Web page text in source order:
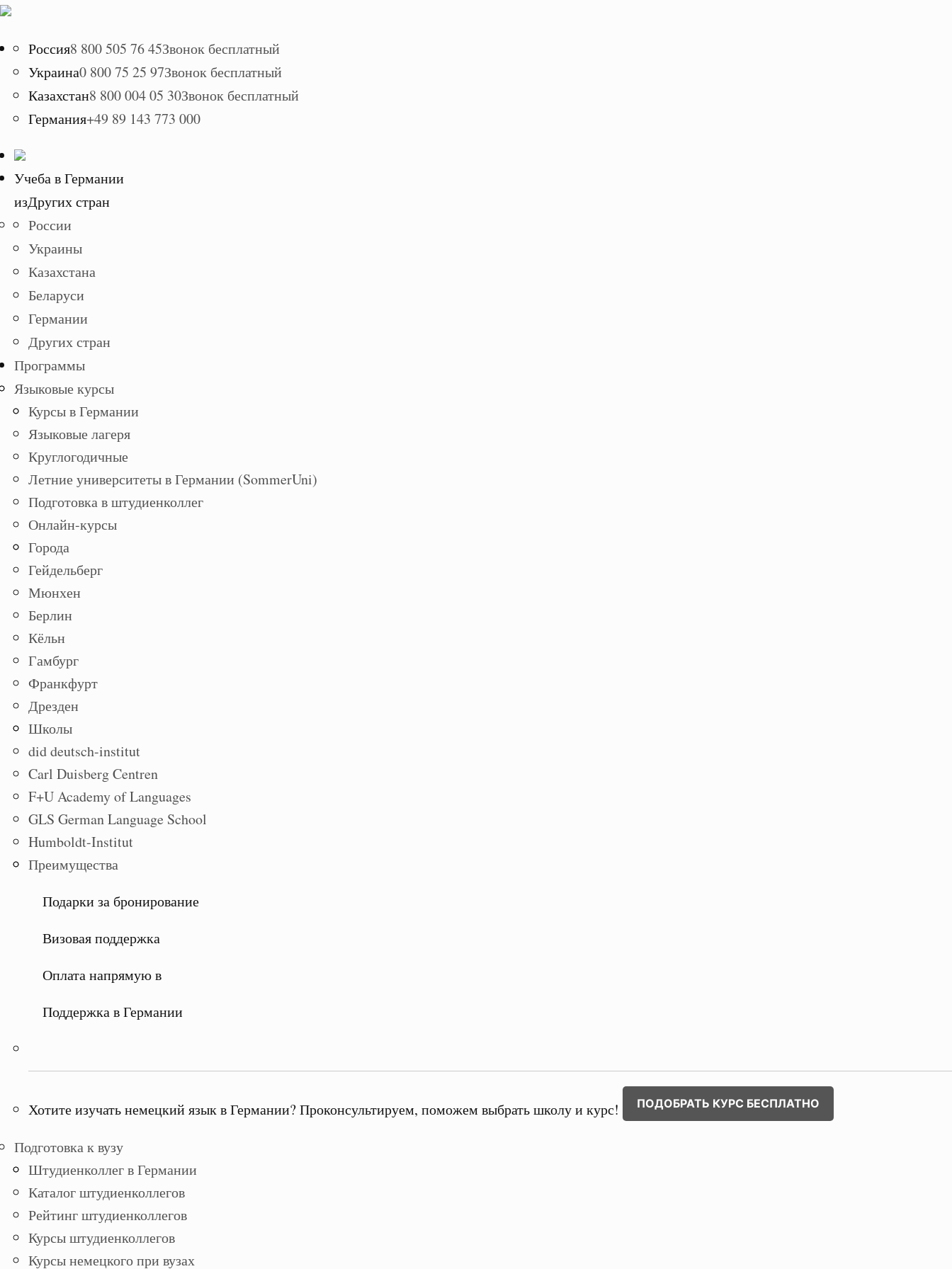
Россия8 800 505 76 45Звонок бесплатный
Украина0 800 75 25 97Звонок бесплатный
Казахстан8 800 004 05 30Звонок бесплатный
Германия+49 89 143 773 000
Учеба в Германии
изДругих стран
России
Украины
Казахстана
Беларуси
Германии
Других стран
Программы
Языковые курсы
Курсы в Германии
Языковые лагеря
Круглогодичные
Летние университеты в Германии (SommerUni)
Подготовка в штудиенколлег
Онлайн-курсы
Города
Гейдельберг
Мюнхен
Берлин
Кёльн
Гамбург
Франкфурт
Дрезден
Школы
did deutsch-institut
Carl Duisberg Centren
F+U Academy of Languages
GLS German Language School
Humboldt-Institut
Преимущества
Подарки за бронирование
Визовая поддержка
Оплата напрямую в
Поддержка в Германии
Хотите изучать немецкий язык в Германии? Проконсультируем, поможем выбрать школу и курс! ПОДОБРАТЬ КУРС БЕСПЛАТНО
Подготовка к вузу
Штудиенколлег в Германии
Каталог штудиенколлегов
Рейтинг штудиенколлегов
Курсы штудиенколлегов
Курсы немецкого при вузах